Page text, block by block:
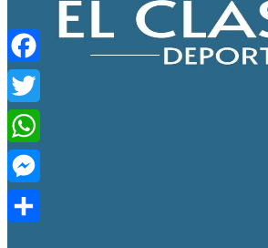
Facebook
Twitter
WhatsApp
Messenger